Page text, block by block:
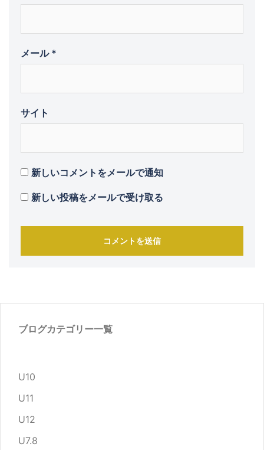
メール *
サイト
新しいコメントをメールで通知
新しい投稿をメールで受け取る
ブログカテゴリー一覧
U10
U11
U12
U7.8